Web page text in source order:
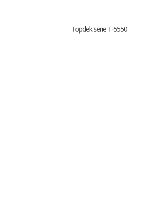
Topdek serie T-5550